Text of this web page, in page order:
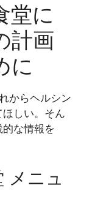
堂に
計画
に
からヘルシン
しい。そん
な情報を
メニュ